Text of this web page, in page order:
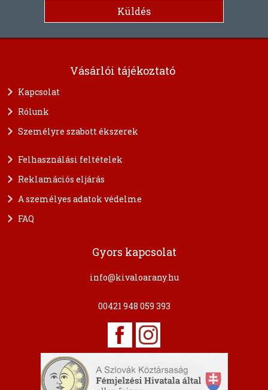
Vásárlói tájékoztató
Kapcsolat
Rólunk
Személyre szabott ékszerek
Felhasználási feltételek
Reklamációs eljárás
A személyes adatok védelme
FAQ
Gyors kapcsolat
info@kivaloarany.hu
00421 948 059 393